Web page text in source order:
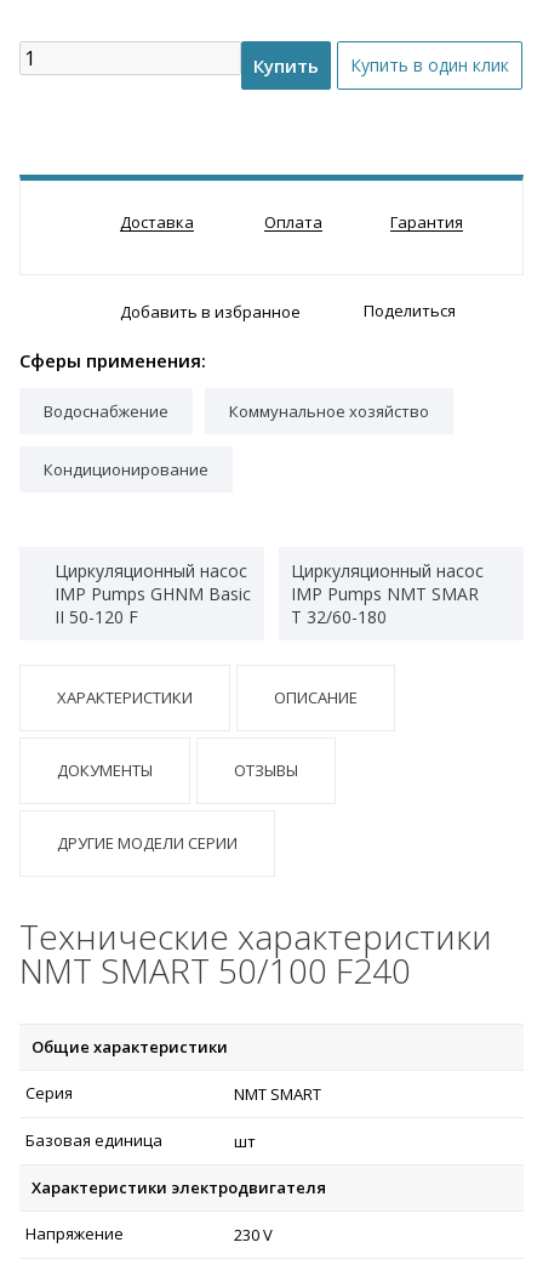
Доставка Оплата Гарантия
Добавить в избранное Поделиться
Сферы применения:
Водоснабжение Коммунальное хозяйство
Кондиционирование
Циркуляционный насос
IMP Pumps GHNM Basic
II 50-120 F
Циркуляционный насос
IMP Pumps NMT SMAR
T 32/60-180
ХАРАКТЕРИСТИКИ ОПИСАНИЕ
ДОКУМЕНТЫ ОТЗЫВЫ
ДРУГИЕ МОДЕЛИ СЕРИИ
Технические характеристики
NMT SMART 50/100 F240
Общие характеристики
Серия NMT SMART
Базовая единица шт
Характеристики электродвигателя
Напряжение
230 V